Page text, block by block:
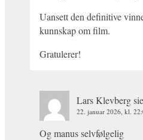
Uansett den definitive
kunnskap om film.
Gratulerer!
Lars Klevberg
22. januar 2026, kl.
Og manus selvfølgelig